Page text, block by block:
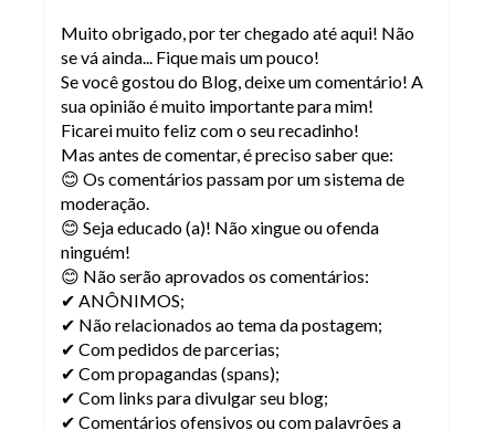
Muito obrigado, por ter chegado até aqui! Não
se vá ainda... Fique mais um pouco!
Se você gostou do Blog, deixe um comentário! A
sua opinião é muito importante para mim!
Ficarei muito feliz com o seu recadinho!
Mas antes de comentar, é preciso saber que:
😊 Os comentários passam por um sistema de
moderação.
😊 Seja educado (a)! Não xingue ou ofenda
ninguém!
😊 Não serão aprovados os comentários:
✔ ANÔNIMOS;
✔ Não relacionados ao tema da postagem;
✔ Com pedidos de parcerias;
✔ Com propagandas (spans);
✔ Com links para divulgar seu blog;
✔ Comentários ofensivos ou com palavrões a